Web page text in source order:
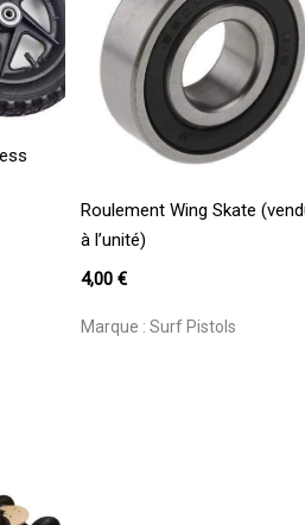
Votre
Ajouter Au Panier
Roulement Wing Skate
à l’unité)
4,00 €
Marque : Surf Pistols